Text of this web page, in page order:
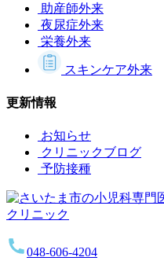
助産師外来
夜尿症外来
栄養外来
スキンケア外来
更新情報
お知らせ
クリニックブログ
予防接種
048-606-4204